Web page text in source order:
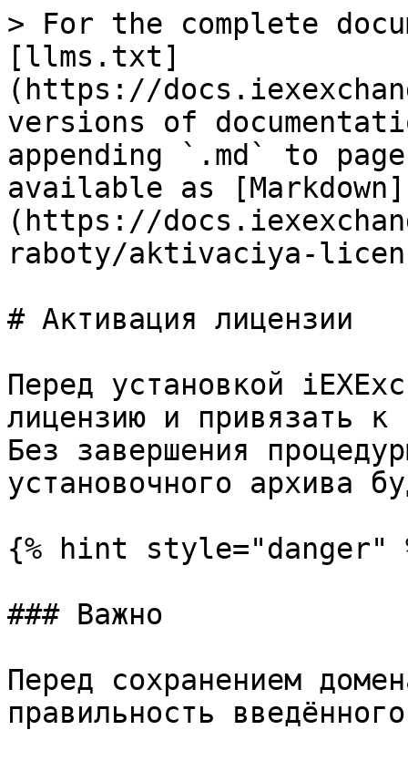
> For the complete
[llms.txt]
(https://
versions of
appending `.md` to
available as [Markdown]
(https://
raboty/aktivaciya-
# Активация лицензии
Перед установкой
лицензию и привязать
Без завершения
установочного архива
{% hint style="danger"
### Важно
Перед сохранением
правильность